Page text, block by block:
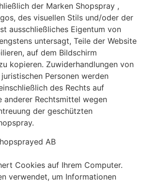
der Marken Shopspray ,
des visuellen Stils und/oder der
ausschließliches Eigentum von
untersagt, Teile der Website
auf dem Bildschirm
kopieren. Zuwiderhandlungen von
Personen werden
des Rechts auf
anderer Rechtsmittel wegen
der geschützten
AB
Cookies auf Ihrem Computer.
verwendet, um Informationen